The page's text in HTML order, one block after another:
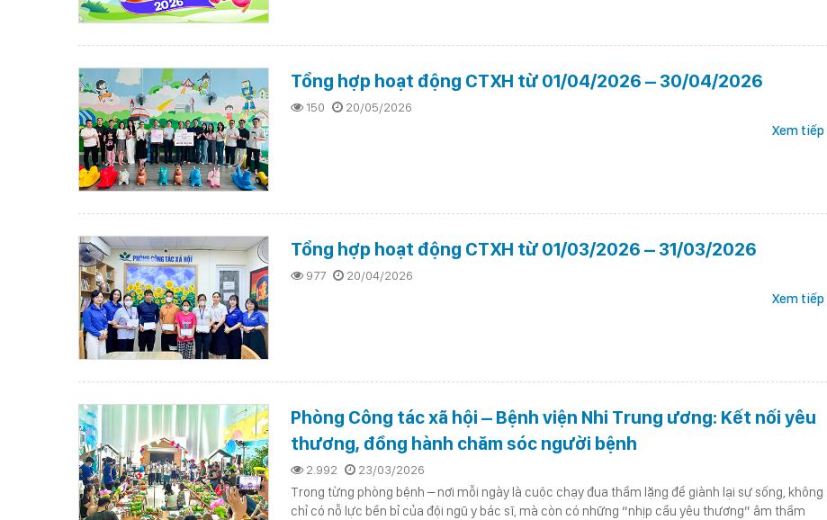
Tổng hợp hoạt động CTXH từ 01/04/2026 – 30/04/2026
150 20/05/2026
Xem tiếp
Tổng hợp hoạt động CTXH từ 01/03/2026 – 31/03/2026
977 20/04/2026
Xem tiếp
Phòng Công tác xã hội – Bệnh viện Nhi Trung ương: Kết nối yêu
thương, đồng hành chăm sóc người bệnh
2.992 23/03/2026
Trong từng phòng bệnh – nơi mỗi ngày là cuộc chạy đua thầm lặng để giành lại sự sống, không
chỉ có nỗ lực bền bỉ của đội ngũ y bác sĩ, mà còn có những “nhịp cầu yêu thương” âm thầm